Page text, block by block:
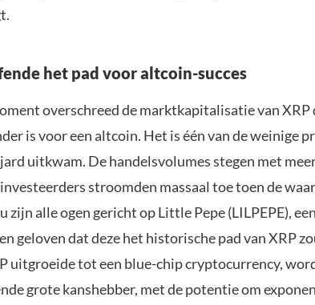
het pad voor altcoin-succes
overschreed de marktkapitalisatie van XRP
is voor een altcoin. Het is één van de weinige
uitkwam. De handelsvolumes stegen met
stroomden massaal toe toen de
zijn alle ogen gericht op Little Pepe (LILPEPE),
geloven dat deze het historische pad van XRP
uitgroeide tot een blue-chip cryptocurrency,
grote kanshebber, met de potentie om